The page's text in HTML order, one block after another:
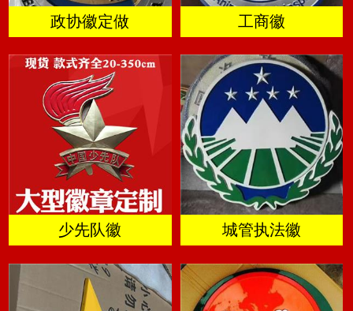
政协徽定做 工商徽
少先队徽 城管执法徽